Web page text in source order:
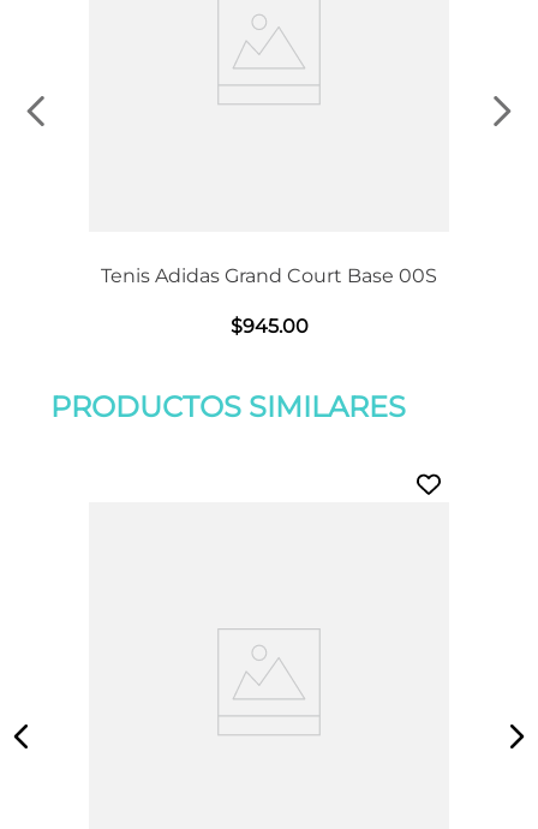
Tenis Adidas Grand Court Base 00S
$945.00
PRODUCTOS SIMILARES